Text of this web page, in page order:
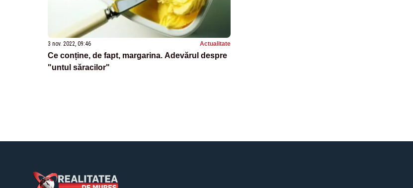
3 nov. 2022, 09:46 Actualitate
Ce conține, de fapt, margarina. Adevărul despre
"untul săracilor"